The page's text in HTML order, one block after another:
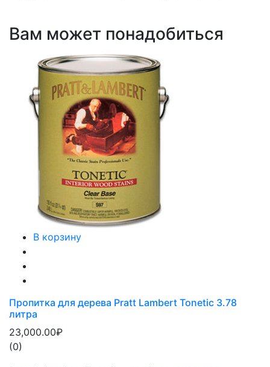
Вам может понадобиться
В корзину
Пропитка для дерева Pratt Lambert Tonetic 3.78
литра
23,000.00₽
(0)